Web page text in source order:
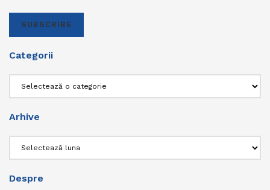
SUBSCRIBE
Categorii
Arhive
Despre